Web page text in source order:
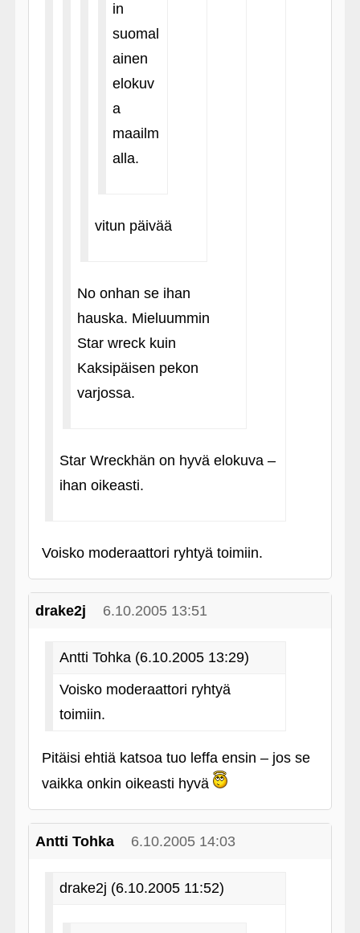
in
suomal
ainen
elokuv
a
maailm
alla.
vitun päivää
No onhan se ihan
hauska. Mieluummin
Star wreck kuin
Kaksipäisen pekon
varjossa.
Star Wreckhän on hyvä elokuva –
ihan oikeasti.
Voisko moderaattori ryhtyä toimiin.
drake2j 6.10.2005 13:51
Antti Tohka (6.10.2005 13:29)
Voisko moderaattori ryhtyä
toimiin.
Pitäisi ehtiä katsoa tuo leffa ensin – jos se
vaikka onkin oikeasti hyvä
Antti Tohka 6.10.2005 14:03
drake2j (6.10.2005 11:52)